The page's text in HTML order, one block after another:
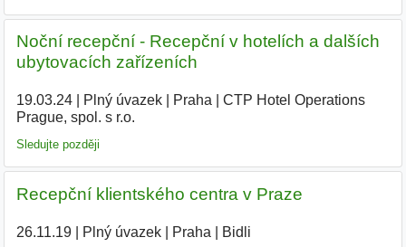
Noční recepční - Recepční v hotelích a dalších
ubytovacích zařízeních
19.03.24| Plný úvazek| Praha
CTP Hotel Operations
Prague, spol. s r.o.
Sledujte později
Recepční klientského centra v Praze
26.11.19| Plný úvazek| Praha Bidli